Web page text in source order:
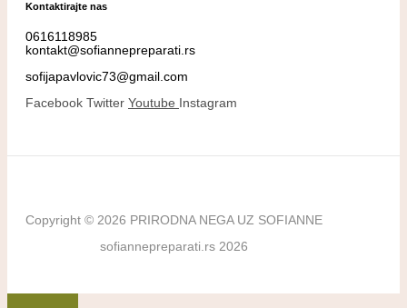
Kontaktirajte nas
0616118985
kontakt@sofiannepreparati.rs
sofijapavlovic73@gmail.com
Facebook Twitter Youtube Instagram
Copyright © 2026 PRIRODNA NEGA UZ SOFIANNE
sofiannepreparati.rs 2026